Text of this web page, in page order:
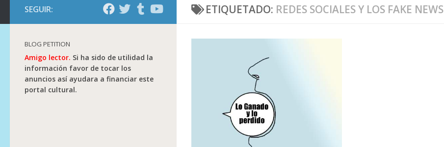
ETIQUETADO: REDES SOCIALES Y LOS FAKE NEWS
SEGUIR:
BLOG PETITION
Amigo lector. Si ha sido de utilidad la
información favor de tocar los
anuncios así ayudara a financiar este
portal cultural.